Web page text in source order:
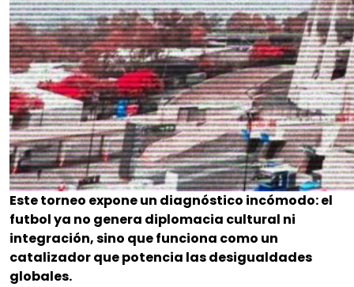
Este torneo expone un diagnóstico incómodo: el
futbol ya no genera diplomacia cultural ni
integración, sino que funciona como un
catalizador que potencia las desigualdades
globales.